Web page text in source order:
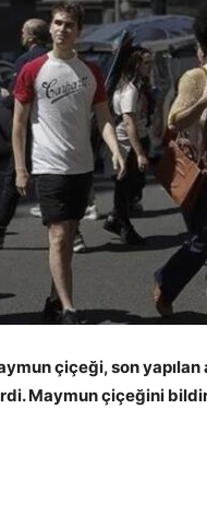
çiçeği, son
Maymun çiçeğini